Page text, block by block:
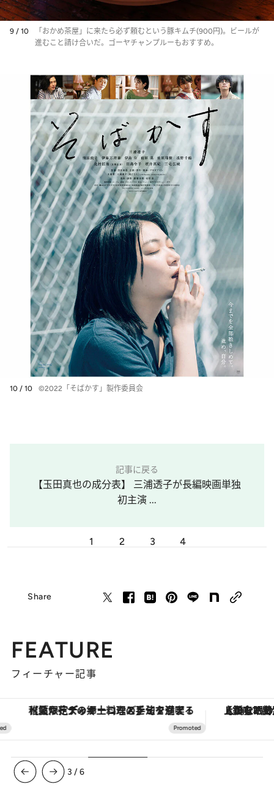
9 / 10
「おかめ茶屋」に来たら必ず頼むという豚キムチ(900円)。ビールが
進むこと請け合いだ。ゴーヤチャンプルーもおすすめ。
10 / 10 ©2022「そばかす」製作委員会
記事に戻る
【玉田真也の成分表】 三浦透子が長編映画単独
初主演 ...
1 2 3 4
Share
FEATURE
フィーチャー記事
【夏限定ディナーコース】旬を迎える稚鮎や花ズッキーニなどをイタリア・トスカーナの郷土料理の手法で満喫！ 【銀座で出合う最旬美容】美髪ケアや上質
3 /6